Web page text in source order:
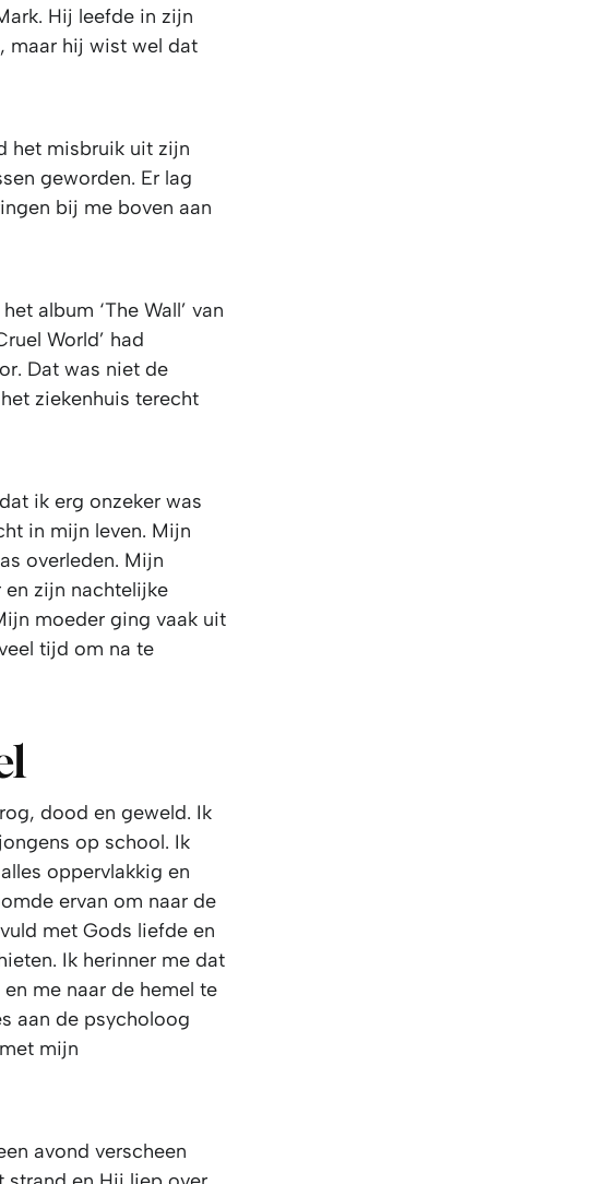
Hij leefde in zijn
maar hij wist wel dat
het misbruik uit zijn
geworden. Er lag
bij me boven aan
album ‘The Wall’ van
World’ had
Dat was niet de
ziekenhuis terecht
ik erg onzeker was
in mijn leven. Mijn
overleden. Mijn
en zijn nachtelijke
moeder ging vaak uit
tijd om na te
dood en geweld. Ik
op school. Ik
oppervlakkig en
ervan om naar de
met Gods liefde en
Ik herinner me dat
me naar de hemel te
aan de psycholoog
mijn
avond verscheen